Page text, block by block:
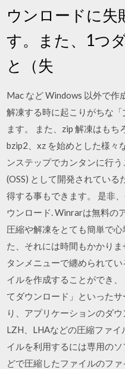
ウンロードに失
す。また、1つ
と（失
Mac など Windows 以外で作
解凍する時に起こりがちな
ます。 また、zip 解凍はもち
bzip2、xz を始めとした様々
ンステップでカンタンに行
(OSS) として開発されてい
得する事もできます。 是非
ウンロード. Winrarは無料の
圧縮や解凍をとても簡単で
た、それには時間もかかり
タンメニューで纏められて
イルを作成することができ
てダウンロード」といった
り、アプリケーションのダ
LZH、LHAなどの圧縮ファ
イルを利用するには専用の
どで圧縮したファイルのフ